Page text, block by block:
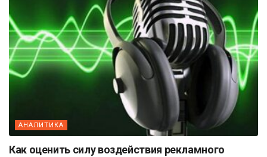
АНАЛИТИКА
Как оценить силу воздействия рекламного